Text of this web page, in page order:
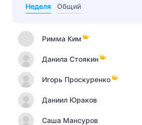
Неделя Общий
Римма Ким
Данила Стоякин
Игорь Проскуренко
Даниил Юраков
Саша Мансуров